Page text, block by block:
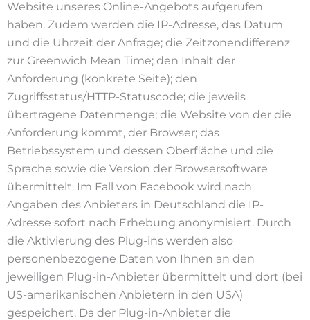
Website unseres Online-Angebots aufgerufen
haben. Zudem werden die IP-Adresse, das Datum
und die Uhrzeit der Anfrage; die Zeitzonendifferenz
zur Greenwich Mean Time; den Inhalt der
Anforderung (konkrete Seite); den
Zugriffsstatus/HTTP-Statuscode; die jeweils
übertragene Datenmenge; die Website von der die
Anforderung kommt, der Browser; das
Betriebssystem und dessen Oberfläche und die
Sprache sowie die Version der Browsersoftware
übermittelt. Im Fall von Facebook wird nach
Angaben des Anbieters in Deutschland die IP-
Adresse sofort nach Erhebung anonymisiert. Durch
die Aktivierung des Plug-ins werden also
personenbezogene Daten von Ihnen an den
jeweiligen Plug-in-Anbieter übermittelt und dort (bei
US-amerikanischen Anbietern in den USA)
gespeichert. Da der Plug-in-Anbieter die